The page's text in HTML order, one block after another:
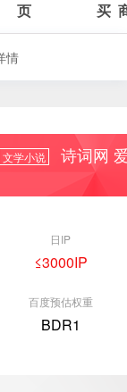
页 买
情
文学小说 诗词网
日IP
≤3000IP
百度预估权重
BDR1